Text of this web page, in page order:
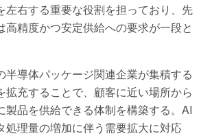
左右する重要な役割を担っており、先
高精度かつ安定供給への要求が一段と
半導体パッケージ関連企業が集積する
拡充することで、顧客に近い場所から
製品を供給できる体制を構築する。AI
処理量の増加に伴う需要拡大に対応